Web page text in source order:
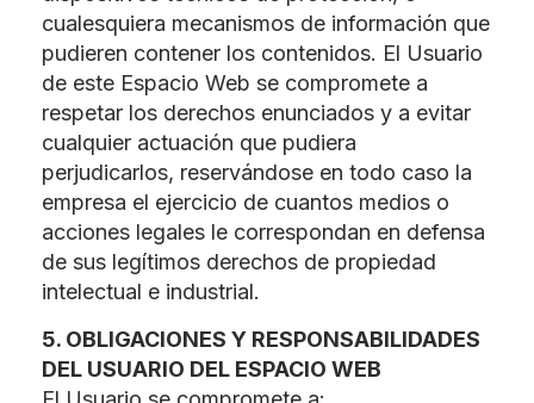
cualesquiera mecanismos de información que
pudieren contener los contenidos. El Usuario
de este Espacio Web se compromete a
respetar los derechos enunciados y a evitar
cualquier actuación que pudiera
perjudicarlos, reservándose en todo caso la
empresa el ejercicio de cuantos medios o
acciones legales le correspondan en defensa
de sus legítimos derechos de propiedad
intelectual e industrial.
5. OBLIGACIONES Y RESPONSABILIDADES
DEL USUARIO DEL ESPACIO WEB